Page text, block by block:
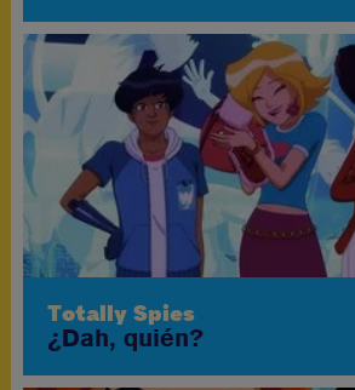
Totally Spies
¿Dah, quién?